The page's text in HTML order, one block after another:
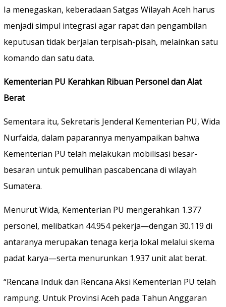
Ia menegaskan, keberadaan Satgas Wilayah Aceh harus
menjadi simpul integrasi agar rapat dan pengambilan
keputusan tidak berjalan terpisah-pisah, melainkan satu
komando dan satu data.
Kementerian PU Kerahkan Ribuan Personel dan Alat
Berat
Sementara itu, Sekretaris Jenderal Kementerian PU, Wida
Nurfaida, dalam paparannya menyampaikan bahwa
Kementerian PU telah melakukan mobilisasi besar-
besaran untuk pemulihan pascabencana di wilayah
Sumatera.
Menurut Wida, Kementerian PU mengerahkan 1.377
personel, melibatkan 44.954 pekerja—dengan 30.119 di
antaranya merupakan tenaga kerja lokal melalui skema
padat karya—serta menurunkan 1.937 unit alat berat.
“Rencana Induk dan Rencana Aksi Kementerian PU telah
rampung. Untuk Provinsi Aceh pada Tahun Anggaran